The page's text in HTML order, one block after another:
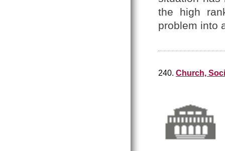
the high
problem into
240. Church,